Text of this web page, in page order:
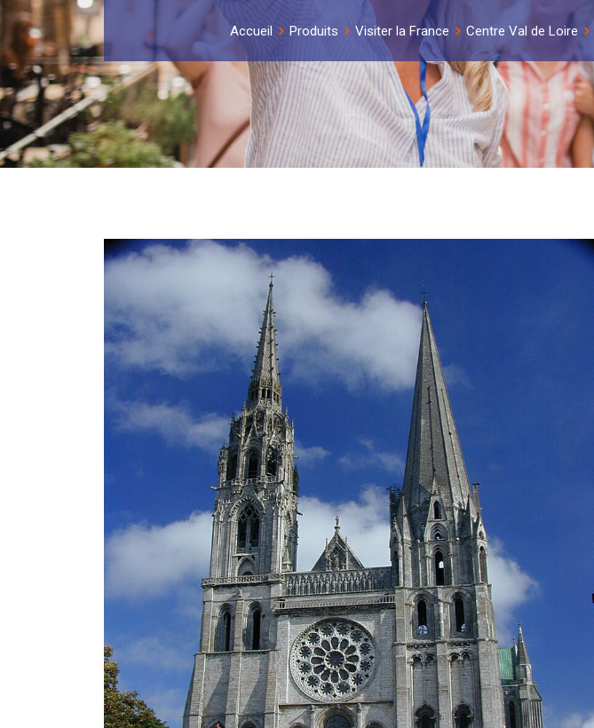
Accueil Produits Visiter la France Centre Val de Loire